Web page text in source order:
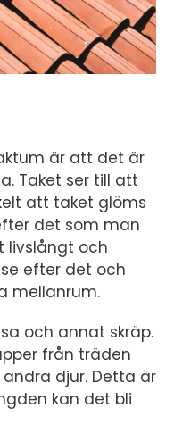
är att det är
Taket ser till att
att taket glöms
det som man
livslångt och
efter det och
mellanrum.
och annat skräp.
från träden
djur. Detta är
kan det bli